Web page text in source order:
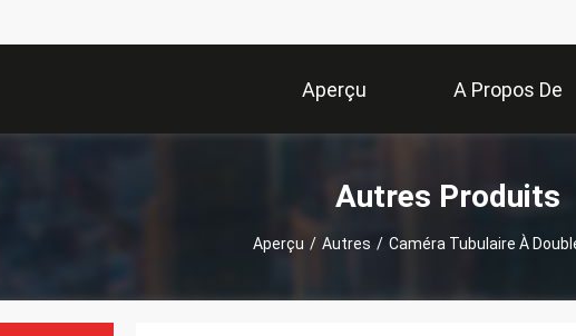
Aperçu A Propos De
Nous
Autres Produits
Aperçu / Autres / Caméra Tubulaire À